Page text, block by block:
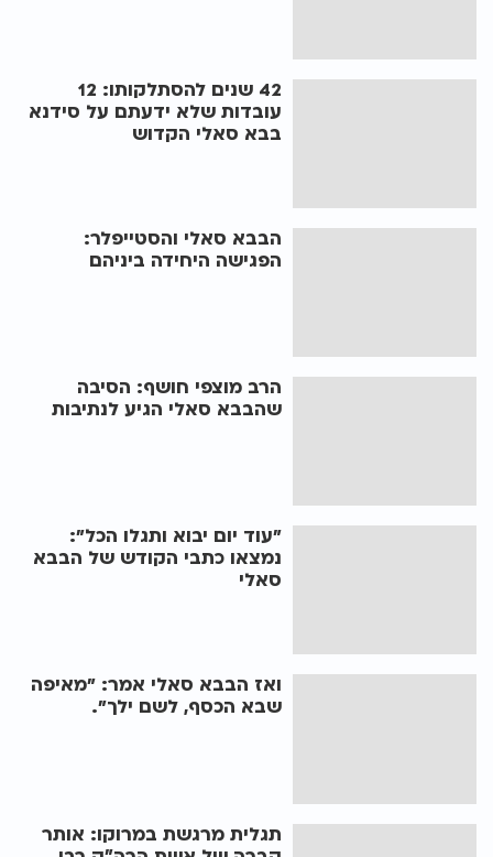
42 שנים להסתלקותו: 12
עובדות שלא ידעתם על סידנא
בבא סאלי הקדוש
הבבא סאלי והסטייפלר:
הפגישה היחידה ביניהם
הרב מוצפי חושף: הסיבה
שהבבא סאלי הגיע לנתיבות
"עוד יום יבוא ותגלו הכל":
נמצאו כתבי הקודש של הבבא
סאלי
ואז הבבא סאלי אמר: "מאיפה
שבא הכסף, לשם ילך".
תגלית מרגשת במרוקו: אותר